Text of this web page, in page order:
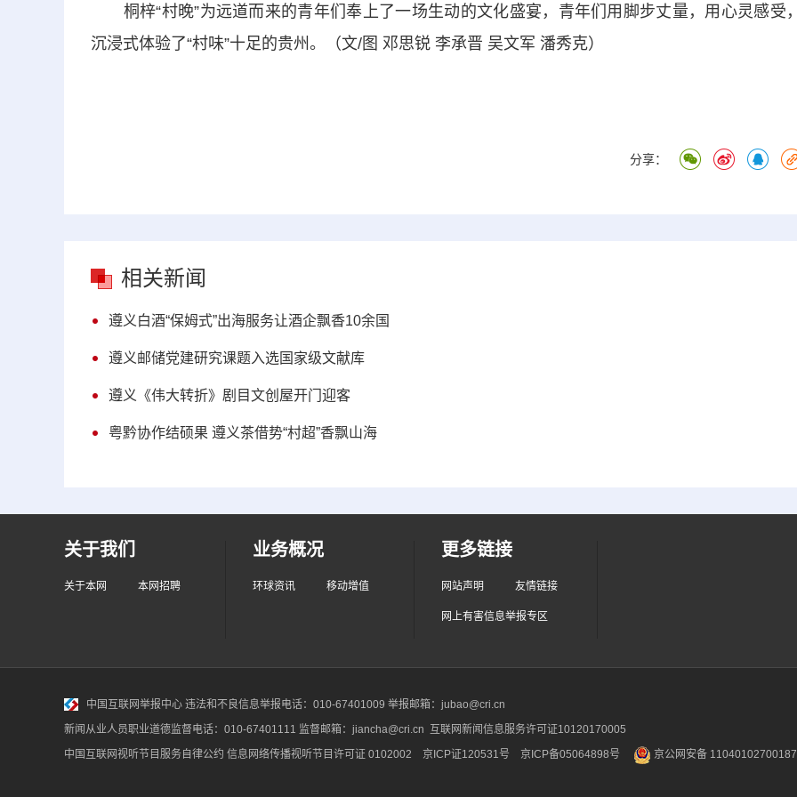
桐梓“村晚”为远道而来的青年们奉上了一场生动的文化盛宴，青年们用脚步丈量，用心灵感受
沉浸式体验了“村味”十足的贵州。（文/图 邓思锐 李承晋 吴文军 潘秀克）
分享：
相关新闻
遵义白酒“保姆式”出海服务让酒企飘香10余国
遵义邮储党建研究课题入选国家级文献库
遵义《伟大转折》剧目文创屋开门迎客
粤黔协作结硕果 遵义茶借势“村超”香飘山海
关于我们
关于本网 本网招聘
业务概况
环球资讯 移动增值
更多链接
网站声明 友情链接
网上有害信息举报专区
中国互联网举报中心 违法和不良信息举报电话：010-67401009 举报邮箱：jubao@cri.cn
新闻从业人员职业道德监督电话：010-67401111 监督邮箱：jiancha@cri.cn 互联网新闻信息服务许可证10120170005
中国互联网视听节目服务自律公约 信息网络传播视听节目许可证 0102002 京ICP证120531号 京ICP备05064898号 京公网安备